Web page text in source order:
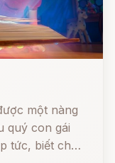
một nàng
quý con gái
tức, biết chạy